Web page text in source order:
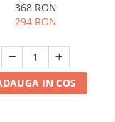
368 RON
294 RON
IN COS